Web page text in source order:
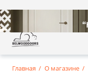
Главная О магазине